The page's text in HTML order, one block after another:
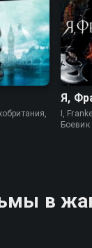
Я,
I,
Боевик
в